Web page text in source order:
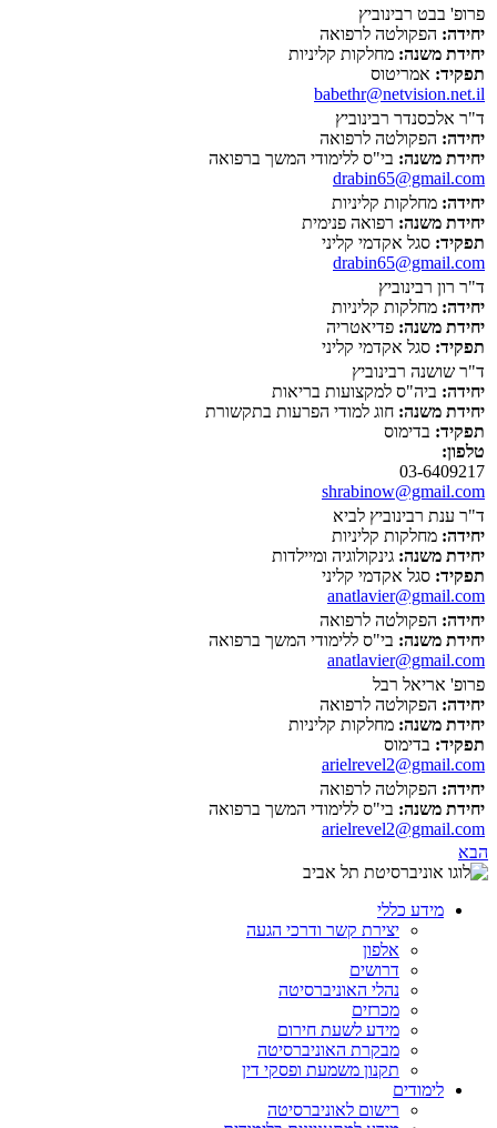
פרופ' בבט רבינוביץ
יחידה: הפקולטה לרפואה
יחידת משנה: מחלקות קליניות
תפקיד: אמריטוס
babethr@netvision.net.il
ד"ר אלכסנדר רבינוביץ
יחידה: הפקולטה לרפואה
יחידת משנה: בי"ס ללימודי המשך ברפואה
drabin65@gmail.com
יחידה: מחלקות קליניות
יחידת משנה: רפואה פנימית
תפקיד: סגל אקדמי קליני
drabin65@gmail.com
ד"ר רון רבינוביץ
יחידה: מחלקות קליניות
יחידת משנה: פדיאטריה
תפקיד: סגל אקדמי קליני
ד"ר שושנה רבינוביץ
יחידה: ביה"ס למקצועות בריאות
יחידת משנה: חוג למודי הפרעות בתקשורת
תפקיד: בדימוס
טלפון:
03-6409217
shrabinow@gmail.com
ד"ר ענת רבינוביץ לביא
יחידה: מחלקות קליניות
יחידת משנה: גינקולוגיה ומיילדות
תפקיד: סגל אקדמי קליני
anatlavier@gmail.com
יחידה: הפקולטה לרפואה
יחידת משנה: בי"ס ללימודי המשך ברפואה
anatlavier@gmail.com
פרופ' אריאל רבל
יחידה: הפקולטה לרפואה
יחידת משנה: מחלקות קליניות
תפקיד: בדימוס
arielrevel2@gmail.com
יחידה: הפקולטה לרפואה
יחידת משנה: בי"ס ללימודי המשך ברפואה
arielrevel2@gmail.com
הבא
מידע כללי
יצירת קשר ודרכי הגעה
אלפון
דרושים
נהלי האוניברסיטה
מכרזים
מידע לשעת חירום
מבקרת האוניברסיטה
תקנון משמעת ופסקי דין
לימודים
רישום לאוניברסיטה